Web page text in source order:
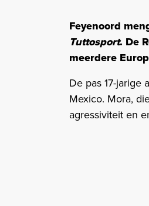
Feyenoord
Tuttosport. De
meerdere
De pas 17-
Mexico. Mora,
agressiviteit en